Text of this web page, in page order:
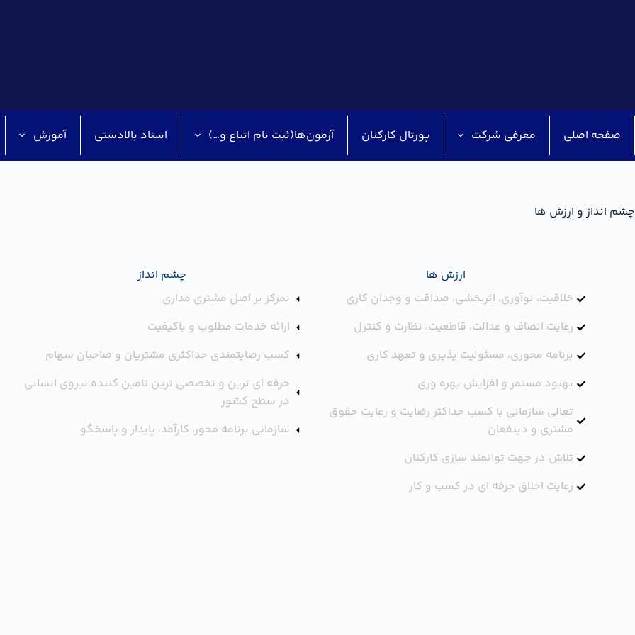
صفحه اصلی معرفی شرکت پورتال کارکنان آزمون‌ها(ثبت نام اتباع و…) اسناد بالادستی آموزش
چشم انداز و ارزش ها
ارزش ها
خلاقیت، نوآوری، اثربخشی، صداقت و وجدان کاری
رعایت انصاف و عدالت، قاطعیت، نظارت و کنترل
برنامه محوری، مسئولیت پذیری و تعهد کاری
بهبود مستمر و افزایش بهره وری
تعالی سازمانی با کسب حداکثر رضایت و رعایت حقوق
مشتری و ذینفعان
تلاش در جهت توانمند سازی کارکنان
رعایت اخلاق حرفه ای در کسب و کار
چشم انداز
تمرکز بر اصل مشتری مداری
ارائه خدمات مطلوب و باکیفیت
کسب رضایتمندی حداکثری مشتریان و صاحبان سهام
حرفه ای ترین و تخصصی ترین تامین کننده نیروی انسانی
در سطح کشور
سازمانی برنامه محور، کارآمد، پایدار و پاسخگو